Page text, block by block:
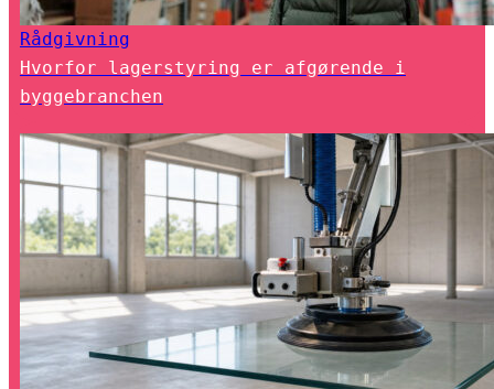
Rådgivning
Hvorfor lagerstyring er afgørende i
byggebranchen